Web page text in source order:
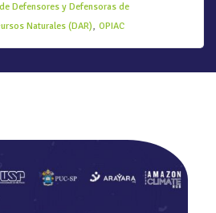
Defensores y Defensoras de
Naturales (DAR) OPIAC